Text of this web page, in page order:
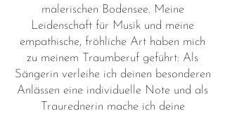
malerischen Bodensee. Meine
Leidenschaft für Musik und meine
empathische, fröhliche Art haben mich
zu meinem Traumberuf geführt: Als
Sängerin verleihe ich deinen besonderen
Anlässen eine individuelle Note und als
Traurednerin mache ich deine